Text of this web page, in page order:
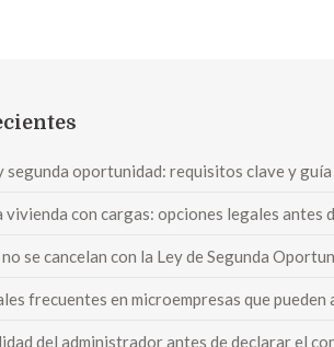
segunda oportunidad: requisitos clave y
vivienda con cargas: opciones legales antes
se cancelan con la Ley de Segunda
frecuentes en microempresas que pueden
del administrador antes de declarar el